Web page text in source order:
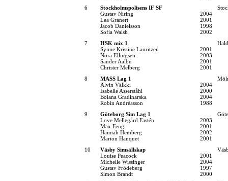
6
Stockholmspolisens IF SF
Gustav Niring
2004
Lea Granert
2001
Jacob Danielsson
1998
Sofia Walsh
2002
7
HSK mix 1
Synne Kristine Lauritzen
2001
Nora Ellingsen
2003
Sander Aalbu
2001
Christer Melberg
2001
8
MASS Lag 1
Alvin Välkki
2004
Isabelle Asserståhl
2000
Boiana Gradinarska
2004
Robin Andréasson
1988
9
Göteborg Sim Lag 1
Love Mellegård Fastén
2003
Max Feng
2001
Hannah Hemberg
2002
Marion Hanquet
2001
10
Väsby Simsällskap
Louise Peacock
2001
Michelle Wissinger
2004
Gustav Frödeberg
1997
Simon Brandt
2000